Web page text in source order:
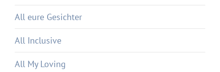
All eure Gesichter
All Inclusive
All My Loving